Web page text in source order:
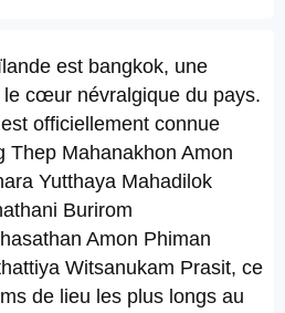
est bangkok, une
cœur névralgique du pays.
officiellement connue
Thep Mahanakhon Amon
Yutthaya Mahadilok
Burirom
Amon Phiman
Witsanukam Prasit, ce
de lieu les plus longs au